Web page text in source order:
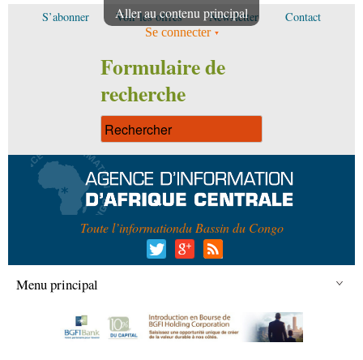
Aller au contenu principal
S’abonner Voir les offres Newsletter Contact
Se connecter
Formulaire de
recherche
Toute l’informationdu Bassin du Congo
Menu principal